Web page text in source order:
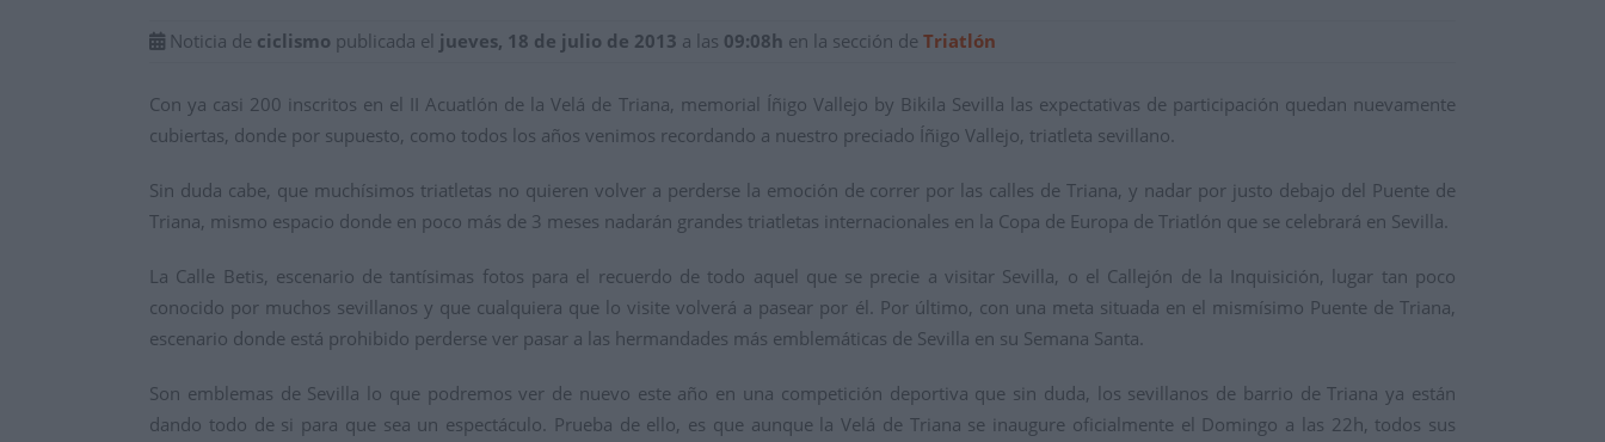
Noticia de ciclismo publicada el jueves, 18 de julio de 2013 a las 09:08h en la sección de Triatlón
Con ya casi 200 inscritos en el II Acuatlón de la Velá de Triana, memorial Íñigo Vallejo by Bikila Sevilla las expectativas de participación quedan nuevamente
cubiertas, donde por supuesto, como todos los años venimos recordando a nuestro preciado Íñigo Vallejo, triatleta sevillano.
Sin duda cabe, que muchísimos triatletas no quieren volver a perderse la emoción de correr por las calles de Triana, y nadar por justo debajo del Puente de
Triana, mismo espacio donde en poco más de 3 meses nadarán grandes triatletas internacionales en la Copa de Europa de Triatlón que se celebrará en Sevilla.
La Calle Betis, escenario de tantísimas fotos para el recuerdo de todo aquel que se precie a visitar Sevilla, o el Callejón de la Inquisición, lugar tan poco
conocido por muchos sevillanos y que cualquiera que lo visite volverá a pasear por él. Por último, con una meta situada en el mismísimo Puente de Triana,
escenario donde está prohibido perderse ver pasar a las hermandades más emblemáticas de Sevilla en su Semana Santa.
Son emblemas de Sevilla lo que podremos ver de nuevo este año en una competición deportiva que sin duda, los sevillanos de barrio de Triana ya están
dando todo de si para que sea un espectáculo. Prueba de ello, es que aunque la Velá de Triana se inaugure oficialmente el Domingo a las 22h, todos sus